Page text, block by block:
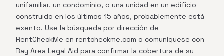
unifamiliar, un condominio, o una unidad en un edificio
construido en los últimos 15 años, probablemente está
exento. Use la búsqueda por dirección de
RentCheckMe en rentcheckme.com o comuníquese con
Bay Area Legal Aid para confirmar la cobertura de su